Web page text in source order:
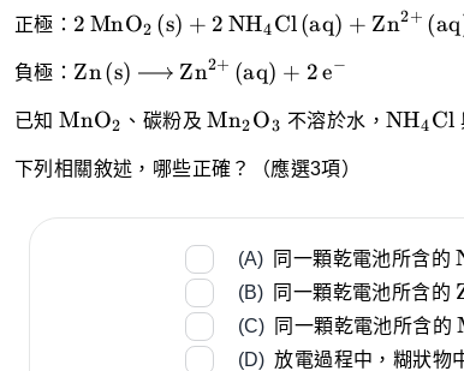
正極： \ce {2MnO_2(s) +
2NH_4Cl(aq) +
Zn^{2+}(aq) + 2e- -
Zn(NH_3)_2Cl_2(aq)
+ H_2O(l) }
2 MnOX
2 (s) + 2 NHX
4Cl(aq) + ZnX
2+ (aq
負極： \ce
{Zn(s) -
>
(aq) +
Zn(s) ZnX
2+ (aq) + 2eX
−
已知 \ce
{MnO_2}
MnOX
2 、碳粉及 \ce
{Mn_2O_3}
MnX
2OX
3 不溶於水， \ce
NHX
4Cl
下列相關敘述，哪些正確？（應選3項）
(A) 同一顆乾電池所含的
(B)
同一顆乾電池所含的
(C)
同一顆乾電池所含的
(D) 放電過程中，糊狀物